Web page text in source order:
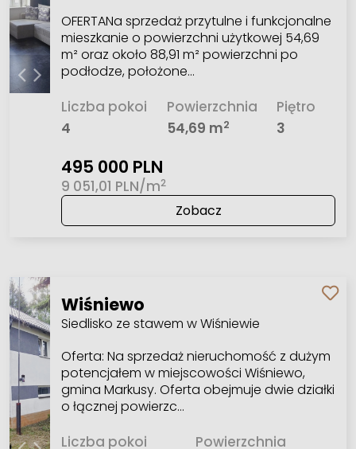
OFERTANa sprzedaż przytulne i funkcjonalne
mieszkanie o powierzchni użytkowej 54,69
m² oraz około 88,91 m² powierzchni po
podłodze, położone…
Liczba pokoi
4
Powierzchnia
54,69 m2
Piętro
3
495 000 PLN
9 051,01 PLN/m2
Zobacz
Wiśniewo
Siedlisko ze stawem w Wiśniewie
Oferta: Na sprzedaż nieruchomość z dużym
potencjałem w miejscowości Wiśniewo,
gmina Markusy. Oferta obejmuje dwie działki
o łącznej powierzc…
Liczba pokoi Powierzchnia